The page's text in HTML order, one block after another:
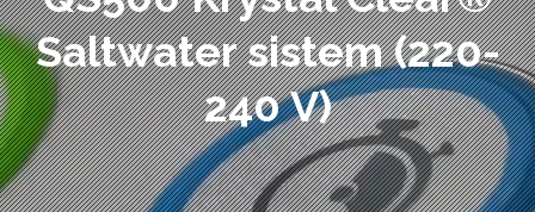
Saltwater sistem (220-
240 V)